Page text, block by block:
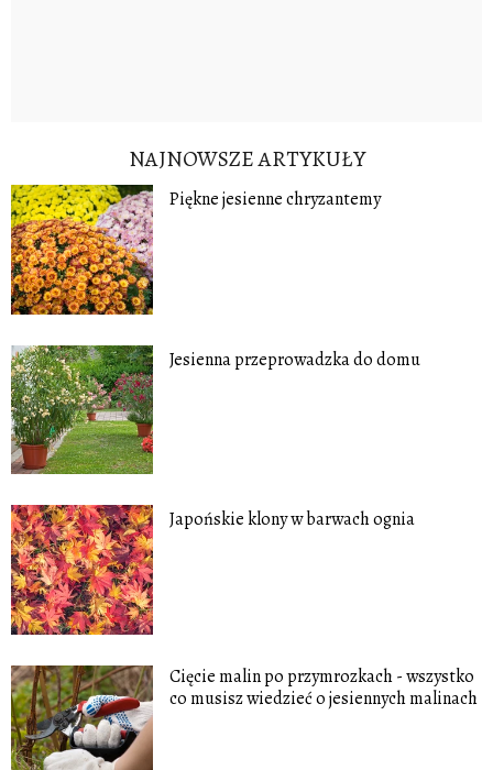
NAJNOWSZE ARTYKUŁY
Piękne jesienne chryzantemy
Jesienna przeprowadzka do domu
Japońskie klony w barwach ognia
Cięcie malin po przymrozkach - wszystko
co musisz wiedzieć o jesiennych malinach